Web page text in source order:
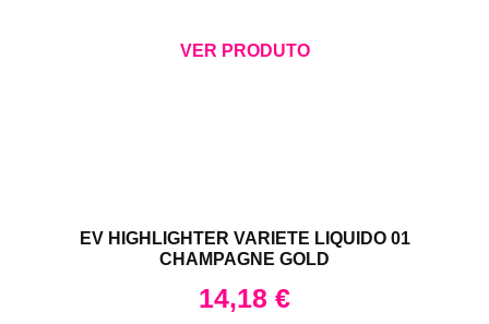
VER PRODUTO
EV HIGHLIGHTER VARIETE LIQUIDO 01
CHAMPAGNE GOLD
14,18 €